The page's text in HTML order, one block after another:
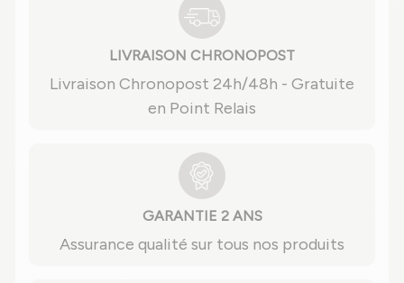
LIVRAISON CHRONOPOST
Livraison Chronopost 24h/48h - Gratuite
en Point Relais
GARANTIE 2 ANS
Assurance qualité sur tous nos produits